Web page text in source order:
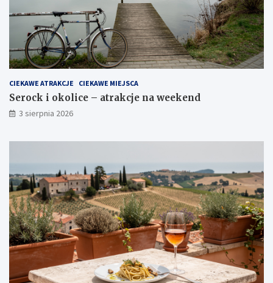
CIEKAWE ATRAKCJE CIEKAWE MIEJSCA
Serock i okolice – atrakcje na weekend
3 sierpnia 2026